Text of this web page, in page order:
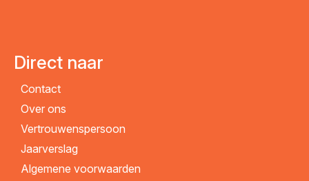
Direct naar
Contact
Over ons
Vertrouwenspersoon
Jaarverslag
Algemene voorwaarden